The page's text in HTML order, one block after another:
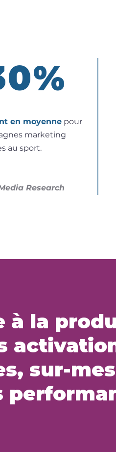
en moyennepour
marketing
au sport.
Research
à la
sur-